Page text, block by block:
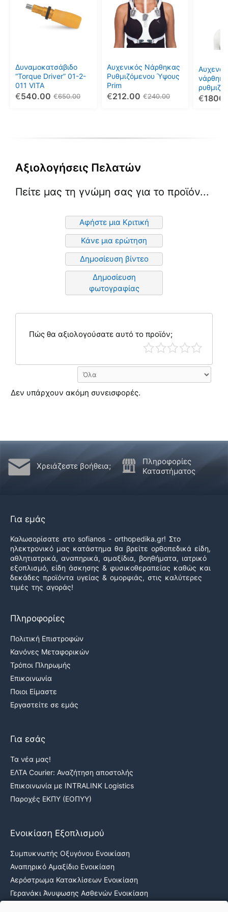
Δυναμοκατσάβιδο
“Torque Driver” 01-2-
011 VITA
650.00
€
540.00
€
Αυχενικός Νάρθηκας
Ρυθμιζόμενου Ύψους
Prim
240.00
€
212.00
€
έχει
πολλαπλές
παραλλαγές.
μπορούν
να
επιλεγούν
στη
μη
€
Αξιολογήσεις Πελατών
Πείτε μας τη γνώμη σας για το προϊόν...
Αφήστε μια Κριτική
Κάνε μια ερώτηση
Δημοσίευση βίντεο
Δημοσίευση
φωτογραφίας
Πώς θα αξιολογούσατε αυτό το προϊόν;
Δεν υπάρχουν ακόμη συνεισφορές.
Χρειάζεστε βοήθεια;
Πληροφορίες
Καταστήματος
Για εμάς
Καλωσορίσατε στο sofianos - orthopedika.gr! Στο
ηλεκτρονικό μας κατάστημα θα βρείτε ορθοπεδικά είδη,
αθλητιατρικά, αναπηρικά, αμαξίδια, βοηθήματα, ιατρικό
εξοπλισμό, είδη άσκησης & φυσικοθεραπείας καθώς και
δεκάδες προϊόντα υγείας & ομορφιάς, στις καλύτερες
τιμές της αγοράς!
Πληροφορίες
Πολιτική Επιστροφών
Κανόνες Μεταφορικών
Τρόποι Πληρωμής
Επικοινωνία
Ποιοι Είμαστε
Εργαστείτε σε εμάς
Για εσάς
Τα νέα μας!
ΕΛΤΑ Courier: Αναζήτηση αποστολής
Επικοινωνία με INTRALINK Logistics
Παροχές ΕΚΠΥ (ΕΟΠΥΥ)
Ενοικίαση Εξοπλισμού
Συμπυκνωτής Οξυγόνου Ενοικίαση
Αναπηρικό Αμαξίδιο Ενοικίαση
Αερόστρωμα Κατακλίσεων Ενοικίαση
Γερανάκι Άνυψωσης Ασθενών Ενοικίαση